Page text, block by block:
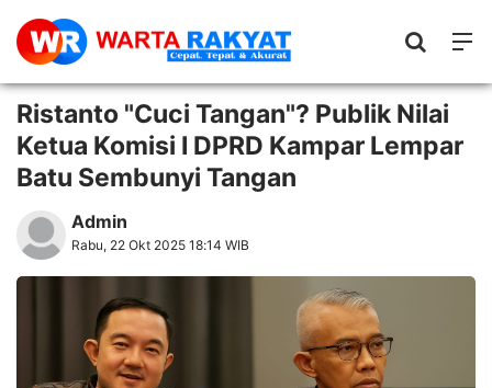
Ristanto "Cuci Tangan"? Publik Nilai
Ketua Komisi I DPRD Kampar Lempar
Batu Sembunyi Tangan
Admin
Rabu, 22 Okt 2025 18:14 WIB